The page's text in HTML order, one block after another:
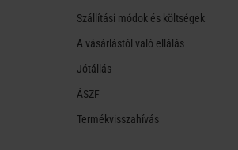
Szállítási módok és költségek
A vásárlástól való ellálás
Jótállás
ÁSZF
Termékvisszahívás